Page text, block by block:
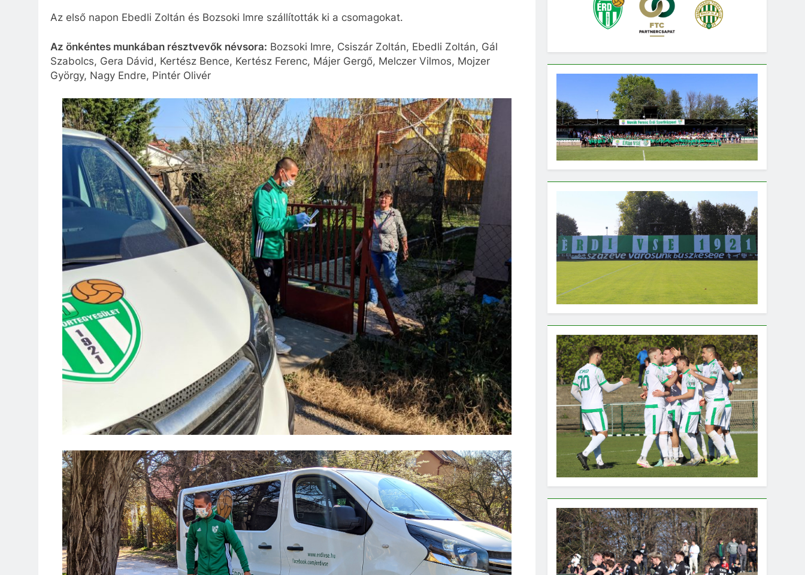
Az első napon Ebedli Zoltán és Bozsoki Imre szállították ki a csomagokat.
Az önkéntes munkában résztvevők névsora: Bozsoki Imre, Csiszár Zoltán, Ebedli Zoltán, Gál
Szabolcs, Gera Dávid, Kertész Bence, Kertész Ferenc, Májer Gergő, Melczer Vilmos, Mojzer
György, Nagy Endre, Pintér Olivér